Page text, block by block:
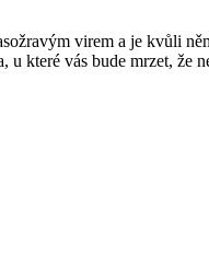
virem a je kvůli
které vás bude mrzet, že